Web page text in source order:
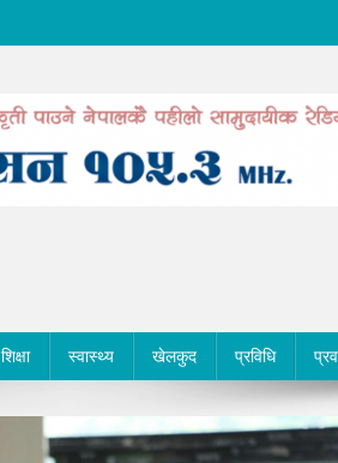
शिक्षा स्वास्थ्य खेलकुद प्रविधि